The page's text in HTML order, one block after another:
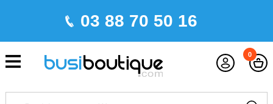
03 88 70 50 16
0